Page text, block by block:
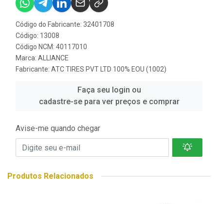
Código do Fabricante: 32401708
Código: 13008
Código NCM: 40117010
Marca: ALLIANCE
Fabricante: ATC TIRES PVT LTD 100% EOU (1002)
Faça seu login ou
cadastre-se para ver preços e comprar
Avise-me quando chegar
Produtos Relacionados